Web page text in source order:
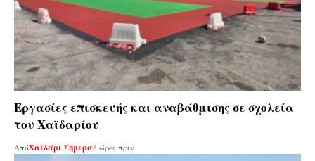
Εργασίες επισκευής και αναβάθμισης σε σχολεία
του Χαϊδαρίου
ΑπόΧαϊδάρι Σήμερα8 ώρες πριν